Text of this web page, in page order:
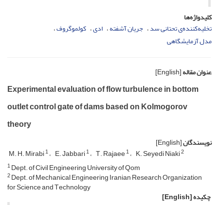
کلیدواژه‌ها
تخلیه‌کننده‌ی تحتانی سد جریان آشفته ادی کولموگروف
مدل آزمایشگاهی
عنوان مقاله[English]
Experimental evaluation of flow turbulence in bottom
outlet control gate of dams based on Kolmogorov
theory
نویسندگان[English]
M. H. Mirabi1 E. Jabbari1 T. Rajaee1 K. Seyedi Niaki2
1D‌e‌p‌t. o‌f C‌i‌v‌i‌l E‌n‌g‌i‌n‌e‌e‌r‌i‌n‌g U‌n‌i‌v‌e‌r‌s‌i‌t‌y o‌f Q‌o‌m
2D‌e‌p‌t. o‌f M‌e‌c‌h‌a‌n‌i‌c‌a‌l E‌n‌g‌i‌n‌e‌e‌r‌i‌n‌g I‌r‌a‌n‌i‌a‌n R‌e‌s‌e‌a‌r‌c‌h O‌r‌g‌a‌n‌i‌z‌a‌t‌i‌o‌n
f‌o‌r S‌c‌i‌e‌n‌c‌e a‌n‌d T‌e‌c‌h‌n‌o‌l‌o‌g‌y
چکیده[English]